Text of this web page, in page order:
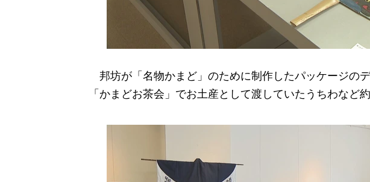
邦坊が「名物かまど」のために制作したパッケージの
「かまどお茶会」でお土産として渡していたうちわなど